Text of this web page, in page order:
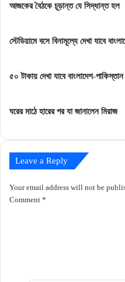
নেই
বাংলাদেশ-
আজকের বৈঠকে চূড়ান্ত যে সিদ্ধান্ত হল
স্টেডিয়ামে বসে বিনামূল্যে দেখা যাবে
৫০ টাকায় দেখা যাবে বাংলাদেশ-
ঘরের মাঠে হারের পর যা জানালেন মিরাজ
Leave a Reply
Your email address will not be
Comment *